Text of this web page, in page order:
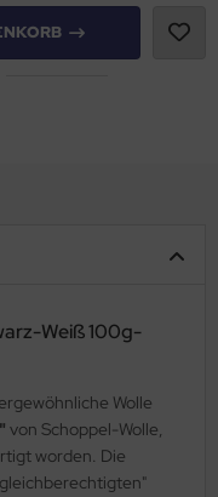
Weiß 100g-
Wolle
von Schoppel-Wolle,
worden. Die